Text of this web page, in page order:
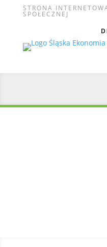
STRONA
SPOŁECZNEJ